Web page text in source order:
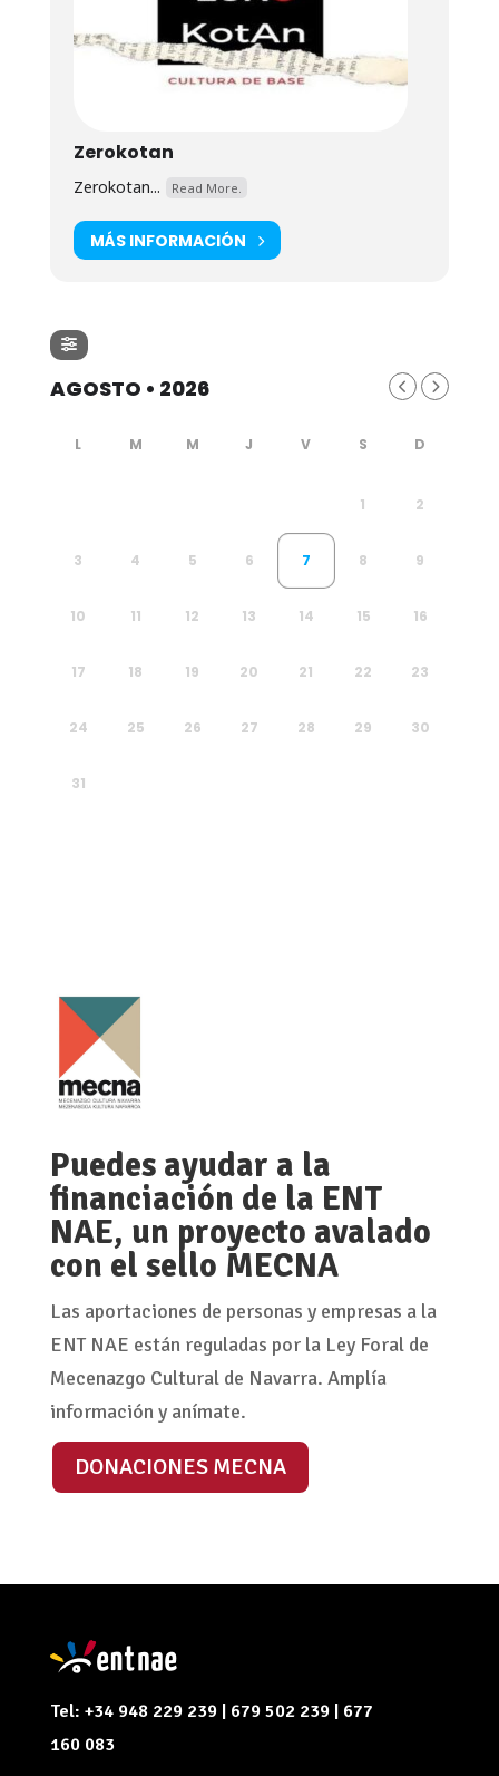
Zerokotan
Zerokotan... Read More.
MÁS INFORMACIÓN
AGOSTO • 2026
1 2
3 4 5 6 7 8 9
10 11 12 13 14 15 16
17 18 19 20 21 22 23
24 25 26 27 28 29 30
31
Puedes ayudar a la
financiación de la ENT
NAE, un proyecto avalado
con el sello MECNA
Las aportaciones de personas y empresas a la
ENT NAE están reguladas por la Ley Foral de
Mecenazgo Cultural de Navarra. Amplía
información y anímate.
DONACIONES MECNA
Tel: +34 948 229 239 | 679 502 239 | 677
160 083